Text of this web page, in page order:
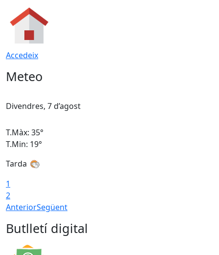
Accedeix
Meteo
Divendres, 7 d’agost
T.Màx: 35°
T.Min: 19°
Tarda
1
2
AnteriorSegüent
Butlletí digital